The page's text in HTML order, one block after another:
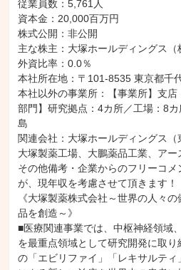
従業員数：5,761人
資本金：20,000百万円
株式公開：非公開
主な株主：大塚ホールディングス（
外資比率：0.0％
本社所在地：〒101-8535 東京都千
本社以外の事業所：【事業所】支
部門】研究拠点：4カ所／工場：8
島
関連会社：大塚ホールディングス（
大塚製薬工場、大鵬薬品工業、アー
その他備考・企業からのフリーコ
が、現年収を考慮させて頂きます！
《大塚製薬株式会社～世界の人々
品を創造～》
■医療関連事業では、中枢神経領域
を最重点領域として研究開発に取
の「エビリファイ」「レキサルテ